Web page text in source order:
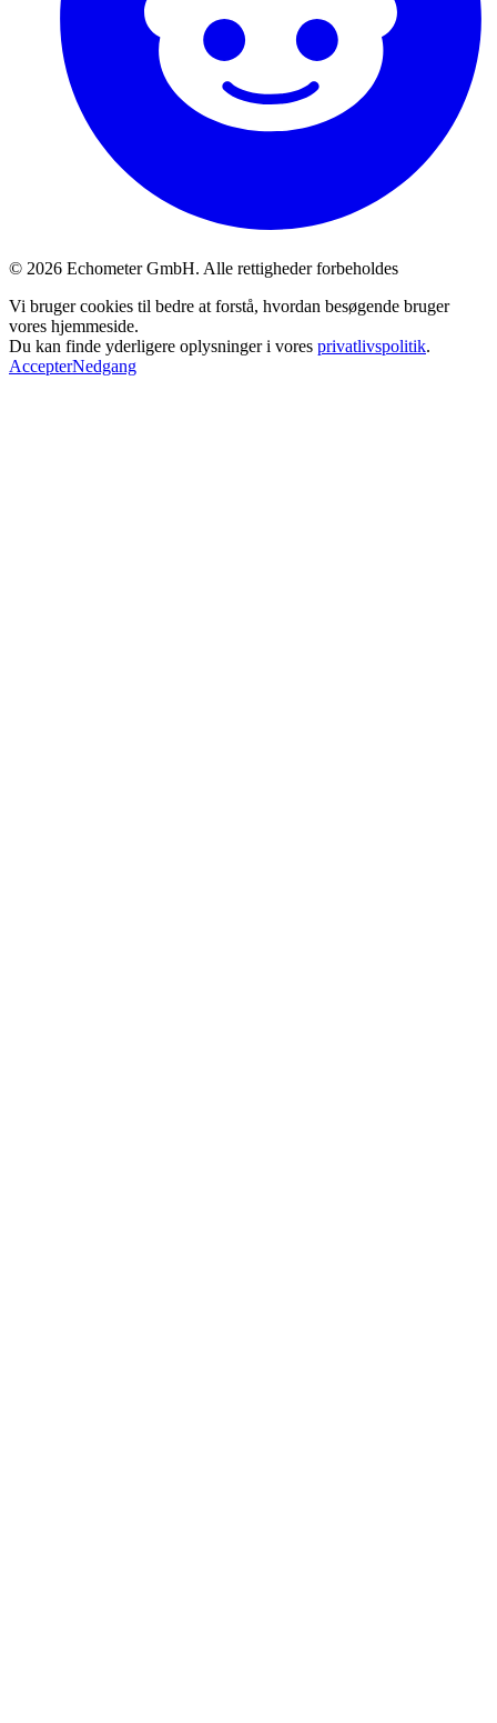
© 2026 Echometer GmbH. Alle rettigheder forbeholdes
Vi bruger cookies til bedre at forstå, hvordan besøgende bruger
vores hjemmeside.
Du kan finde yderligere oplysninger i vores privatlivspolitik.
AccepterNedgang